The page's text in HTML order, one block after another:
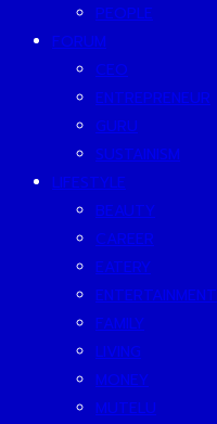
PEOPLE
FORUM
CEO
ENTREPRENEUR
GURU
SUSTAINISM
LIFESTYLE
BEAUTY
CAREER
EATERY
ENTERTAINMENT
FAMILY
LIVING
MONEY
MUTELU